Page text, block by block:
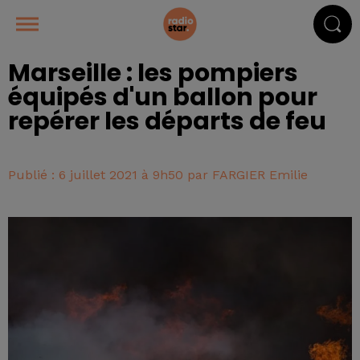
Marseille : les pompiers
équipés d'un ballon pour
repérer les départs de feu
Publié : 6 juillet 2021 à 9h50 par FARGIER Emilie